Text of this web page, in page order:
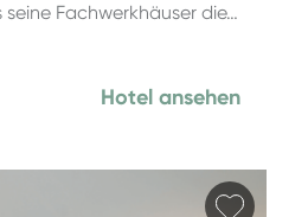
Fachwerkhäuser die…
Hotel ansehen